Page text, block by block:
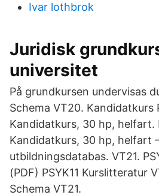
Ivar lothbrok
Juridisk
universitet
På grundkursen undervisas
Schema VT20. Kandidatkurs
Kandidatkurs, 30 hp, helfart.
Kandidatkurs, 30 hp, helfart
utbildningsdatabas. VT21.
(PDF) PSYK11 Kurslitteratur
Schema VT21.